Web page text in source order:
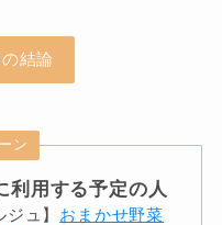
結論
ン
利用する予定の人
ュ】 おまかせ野菜